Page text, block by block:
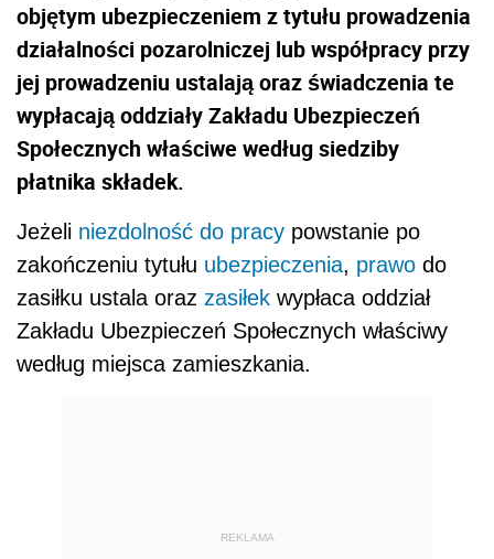
objętym ubezpieczeniem z tytułu prowadzenia
działalności pozarolniczej lub współpracy przy
jej prowadzeniu ustalają oraz świadczenia te
wypłacają oddziały Zakładu Ubezpieczeń
Społecznych właściwe według siedziby
płatnika składek.
Jeżeli niezdolność do pracy powstanie po
zakończeniu tytułu ubezpieczenia, prawo do
zasiłku ustala oraz zasiłek wypłaca oddział
Zakładu Ubezpieczeń Społecznych właściwy
według miejsca zamieszkania.
REKLAMA